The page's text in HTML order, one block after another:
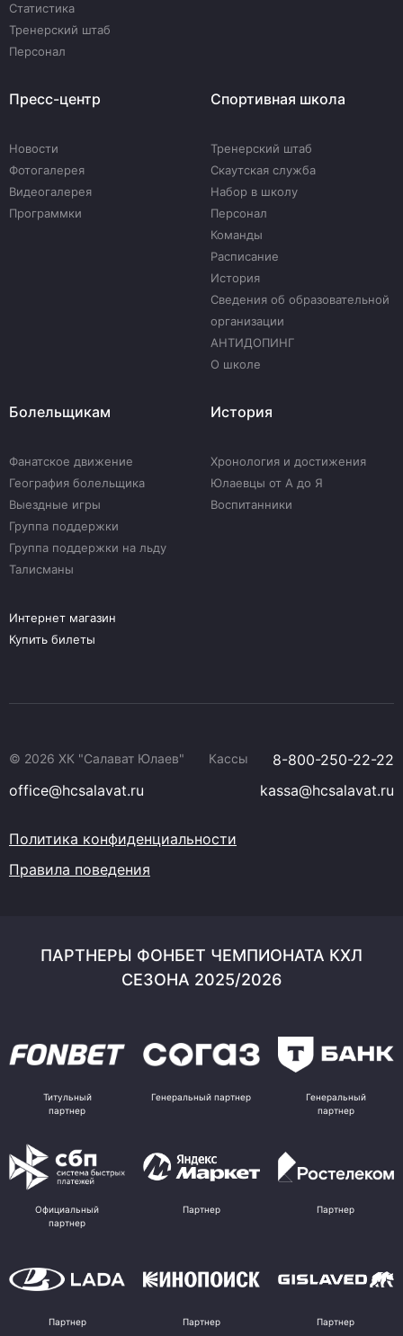
Статистика
Тренерский штаб
Персонал
Пресс-центр
Новости
Фотогалерея
Видеогалерея
Программки
Спортивная школа
Тренерский штаб
Скаутская служба
Набор в школу
Персонал
Команды
Расписание
История
Сведения об образовательной
организации
АНТИДОПИНГ
О школе
Болельщикам
Фанатское движение
География болельщика
Выездные игры
Группа поддержки
Группа поддержки на льду
Талисманы
История
Хронология и достижения
Юлаевцы от А до Я
Воспитанники
Интернет магазин
Купить билеты
© 2026 ХК "Салават Юлаев" Кассы
8-800-250-22-22
office@hcsalavat.ru
kassa@hcsalavat.ru
Политика конфиденциальности
Правила поведения
ПАРТНЕРЫ ФОНБЕТ ЧЕМПИОНАТА КХЛ
СЕЗОНА 2025/2026
Титульный
партнер
Генеральный партнер
Генеральный
партнер
Официальный
партнер
Партнер Партнер
Партнер Партнер Партнер